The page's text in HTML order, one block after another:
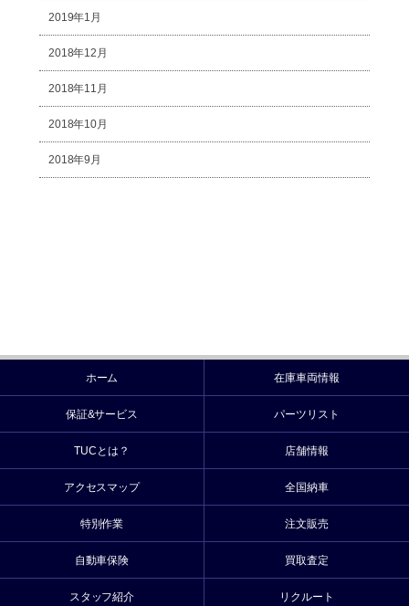
2019年1月
2018年12月
2018年11月
2018年10月
2018年9月
ホーム 在庫車両情報
保証&サービス パーツリスト
TUCとは？ 店舗情報
アクセスマップ 全国納車
特別作業 注文販売
自動車保険 買取査定
スタッフ紹介 リクルート